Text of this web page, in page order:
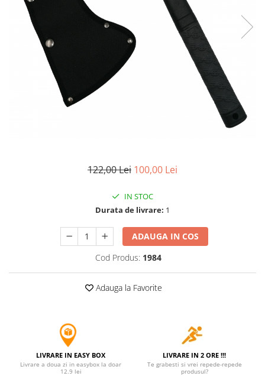
Lanterne
Topor camping
Seturi de cutite & accesorii
vanatoare si tactice
BINOCLURI & LUNETE
Prastii profesionale de vanatoare
Rucsacuri si huse
SPORTURI DE ECHIPA
Incubatoare oua
Mori cereale si furaje
122,00 Lei 100,00 Lei
IN STOC
Durata de livrare: 1
ADAUGA IN COS
Cod Produs: 1984
Adauga la Favorite
LIVRARE IN EASY BOX
Livrare a doua zi in easybox la doar
12.9 lei
LIVRARE IN 2 ORE !!!
Te grabesti si vrei repede-repede
produsul?